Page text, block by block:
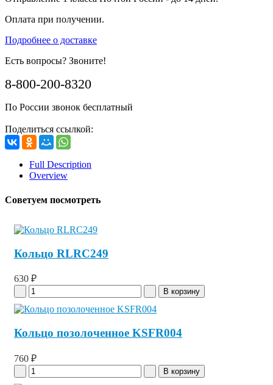
Оплата при получении.
Подробнее о доставке
Есть вопросы? Звоните!
8-800-200-8320
По России звонок бесплатный
Поделиться ссылкой:
Full Description
Overview
Советуем посмотреть
Кольцо RLRC249
630 ₽
Кольцо позолоченное KSFR004
760 ₽